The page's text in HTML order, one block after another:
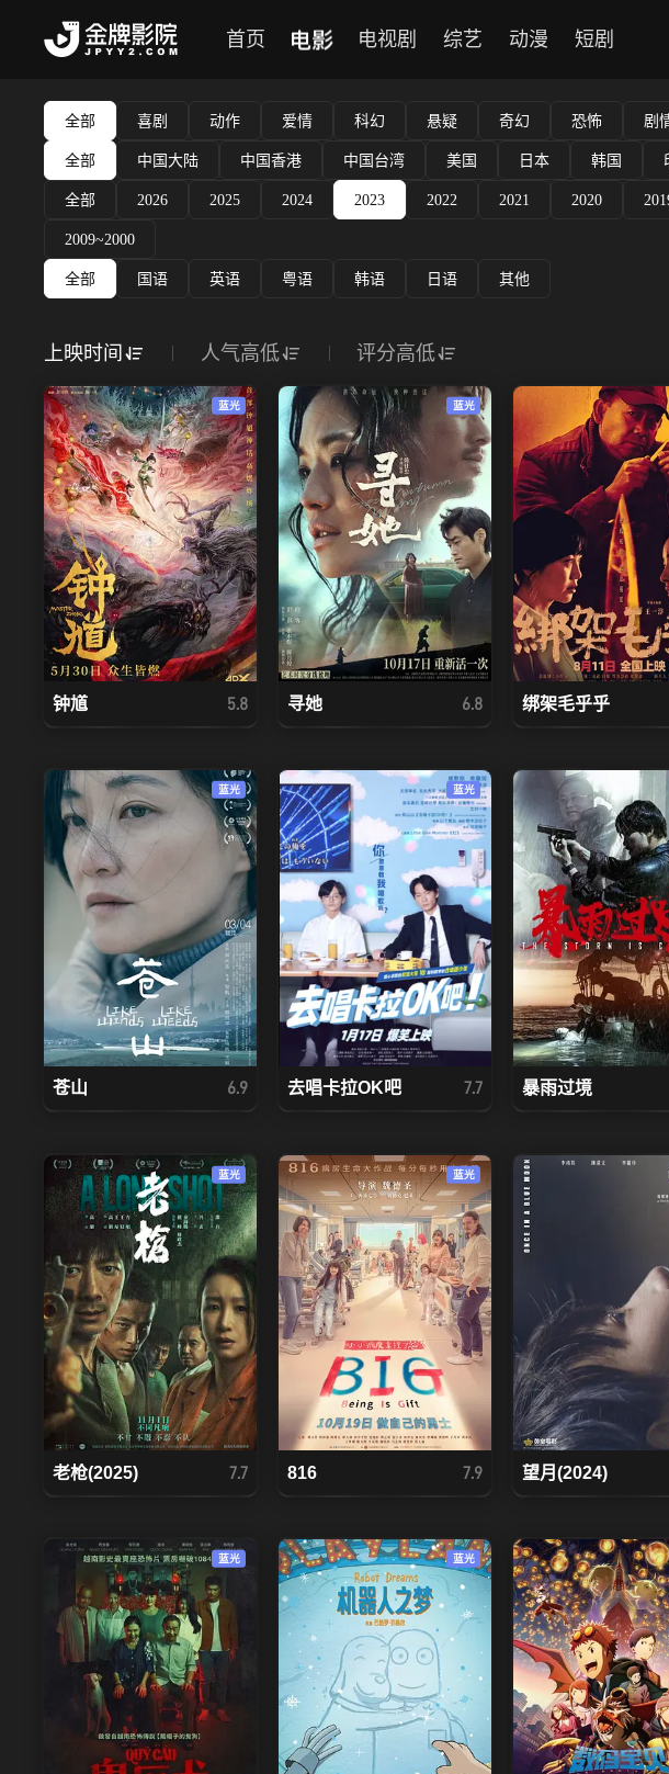
首页 电影 电视剧 综艺 动漫 短剧
全部 喜剧 动作 爱情 科幻 悬疑 奇幻 恐怖 剧
全部 中国大陆 中国香港 中国台湾 美国 日本 韩国
全部 2026 2025 2024 2023 2022 2021 2020
2009~2000
全部 国语 英语 粤语 韩语 日语 其他
上映时间 人气高低 评分高低
蓝光
钟馗 5.8
蓝光
寻她 6.8 绑架毛乎乎
蓝光
苍山 6.9
蓝光
去唱卡拉OK吧 7.7 暴雨过境
蓝光
老枪(2025) 7.7
蓝光
816 7.9 望月(2024)
蓝光 蓝光